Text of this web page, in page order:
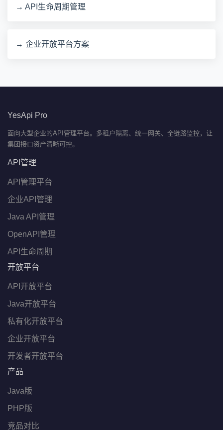
→ API生命周期管理
→ 企业开放平台方案
YesApi Pro
面向大型企业的API管理平台。多租户隔离、统一网关、全链路监控，让
集团接口资产清晰可控。
API管理
API管理平台
企业API管理
Java API管理
OpenAPI管理
API生命周期
开放平台
API开放平台
Java开放平台
私有化开放平台
企业开放平台
开发者开放平台
产品
Java版
PHP版
竞品对比